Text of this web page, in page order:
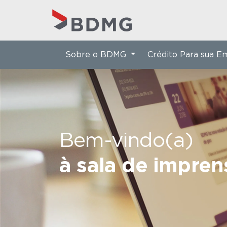
Bem-vindo(a)
à sala de
Sobre o BDMG Crédito Para sua